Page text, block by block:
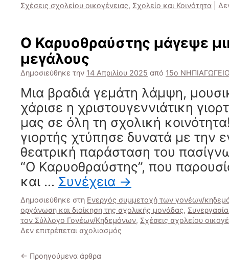
Σχέσεις σχολείου οικογένειας, Σχολείο και Κοινότητα
Ο Καρυοθραύστης μάγεψε
μεγάλους
Δημοσιεύθηκε την 14 Απριλίου 2025 από 15ο
Μια βραδιά γεμάτη λάμψη,
χάρισε η χριστουγεννιάτικη
μας σε όλη τη σχολική
γιορτής χτύπησε δυνατά με την
θεατρική παράσταση του
“Ο Καρυοθραύστης”, που
και … Συνέχεια →
Δημοσιεύθηκε στη Ενεργός συμμετοχή των γονέων/
οργάνωση και διοίκηση της σχολικής μονάδας,
τον Σύλλογο Γονέων/Κηδεμόνων, Σχέσεις σχολείου
Δεν επιτρέπεται σχολιασμός
← Προηγούμενα άρθρα